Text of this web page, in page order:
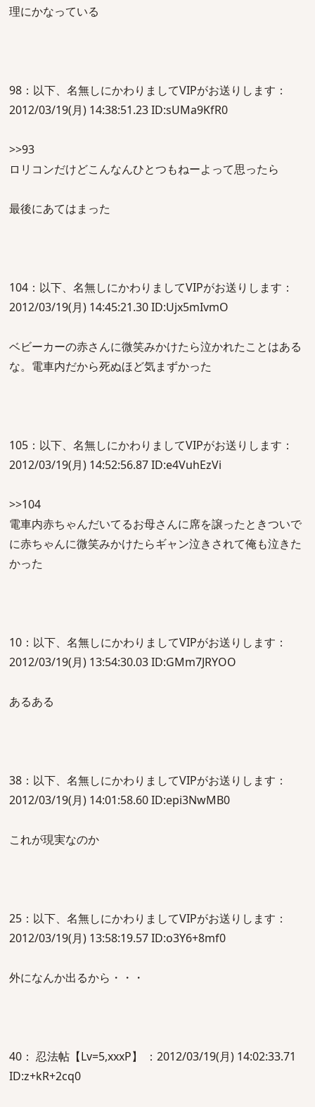
理にかなっている
98：以下、名無しにかわりましてVIPがお送りします：
2012/03/19(月) 14:38:51.23 ID:sUMa9KfR0
>>93
ロリコンだけどこんなんひとつもねーよって思ったら
最後にあてはまった
104：以下、名無しにかわりましてVIPがお送りします：
2012/03/19(月) 14:45:21.30 ID:Ujx5mIvmO
ベビーカーの赤さんに微笑みかけたら泣かれたことはある
な。電車内だから死ぬほど気まずかった
105：以下、名無しにかわりましてVIPがお送りします：
2012/03/19(月) 14:52:56.87 ID:e4VuhEzVi
>>104
電車内赤ちゃんだいてるお母さんに席を譲ったときついで
に赤ちゃんに微笑みかけたらギャン泣きされて俺も泣きた
かった
10：以下、名無しにかわりましてVIPがお送りします：
2012/03/19(月) 13:54:30.03 ID:GMm7JRYOO
あるある
38：以下、名無しにかわりましてVIPがお送りします：
2012/03/19(月) 14:01:58.60 ID:epi3NwMB0
これが現実なのか
25：以下、名無しにかわりましてVIPがお送りします：
2012/03/19(月) 13:58:19.57 ID:o3Y6+8mf0
外になんか出るから・・・
40： 忍法帖【Lv=5,xxxP】 ：2012/03/19(月) 14:02:33.71
ID:z+kR+2cq0